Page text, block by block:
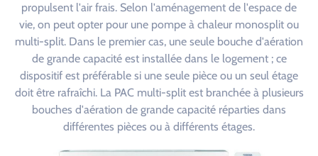
propulsent l'air frais. Selon l'aménagement de l'espace de
vie, on peut opter pour une pompe à chaleur monosplit ou
multi-split. Dans le premier cas, une seule bouche d'aération
de grande capacité est installée dans le logement ; ce
dispositif est préférable si une seule pièce ou un seul étage
doit être rafraîchi. La PAC multi-split est branchée à plusieurs
bouches d'aération de grande capacité réparties dans
différentes pièces ou à différents étages.